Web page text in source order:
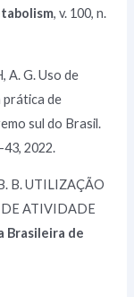
, v. 100, n.
A. G. Uso de
prática de
sul do Brasil.
2022.
B. UTILIZAÇÃO
DE ATIVIDADE
Brasileira de